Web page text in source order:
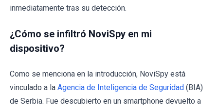
inmediatamente tras su detección.
¿Cómo se infiltró NoviSpy en mi
dispositivo?
Como se menciona en la introducción, NoviSpy está
vinculado a la Agencia de Inteligencia de Seguridad (BIA)
de Serbia. Fue descubierto en un smartphone devuelto a